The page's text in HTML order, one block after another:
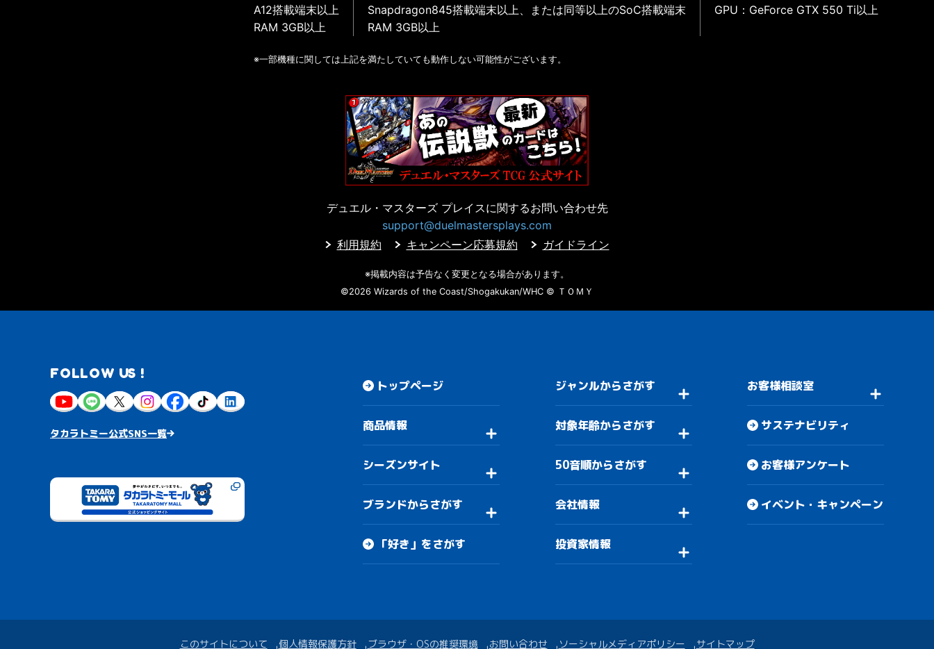
A12搭載端末以上
RAM 3GB以上
Snapdragon845搭載端末以上、または同等以上のSoC搭載端末
RAM 3GB以上
GPU：GeForce GTX 550 Ti以上
※一部機種に関しては上記を満たしていても動作しない可能性がございます。
デュエル・マスターズ プレイスに関するお問い合わせ先
support@duelmastersplays.com
利用規約
キャンペーン応募規約 ガイドライン
※掲載内容は予告なく変更となる場合があります。
©2026 Wizards of the Coast/Shogakukan/WHC © ＴＯＭＹ
FOLLOW US !
タカラトミー公式SNS一覧
トップページ
商品情報
シーズンサイト
ブランドからさがす
「好き」をさがす
ジャンルからさがす
対象年齢からさがす
50音順からさがす
会社情報
投資家情報
お客様相談室
サステナビリティ
お客様アンケート
イベント・キャンペーン
このサイトについて 個人情報保護方針 ブラウザ・OSの推奨環境 お問い合わせ ソーシャルメディアポリシー サイトマップ